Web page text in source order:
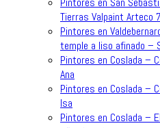
Tierras Valpaint Arteco
Pintores en
temple a liso afinado –
Pintores en Coslada –
Ana
Pintores en Coslada –
Isa
Pintores en Coslada –